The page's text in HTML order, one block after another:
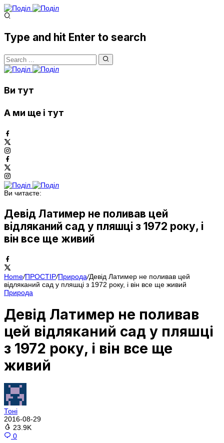
Type and hit Enter to search
Ви тут
А ми ще і тут
Ви читаєте:
Девід Латимер не поливав цей
відляканий сад у пляшці з 1972 року, і
він все ще живий
Home/ПРОСТІР/Природа/Девід Латимер не поливав цей
відляканий сад у пляшці з 1972 року, і він все ще живий
Природа
Девід Латимер не поливав
цей відляканий сад у пляшці
з 1972 року, і він все ще
живий
Тоні
2016-08-29
23.9K
0